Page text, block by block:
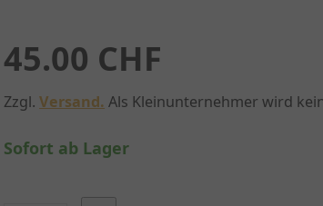
45.00 CHF
Zzgl.Versand. Als Kleinunternehmer wird
Sofort ab Lager